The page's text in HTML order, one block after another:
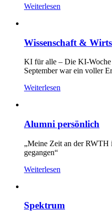
Weiterlesen
Wissenschaft &
KI für alle – Die KI-
September war ein voller
Weiterlesen
Alumni persönlich
„Meine Zeit an der RWTH
gegangen“
Weiterlesen
Spektrum